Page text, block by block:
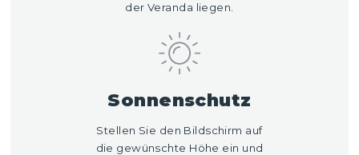
der Veranda liegen.
Sonnenschutz
Stellen Sie den Bildschirm auf
die gewünschte Höhe ein und